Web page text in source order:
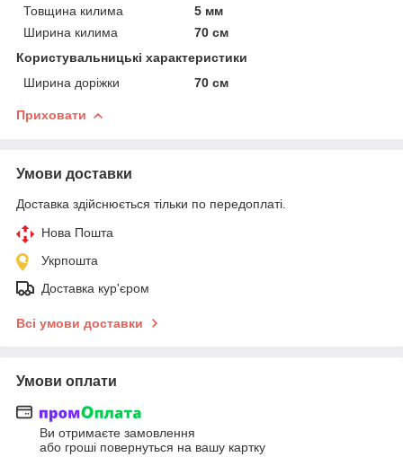
Товщина килима
5 мм
Ширина килима
70 см
Користувальницькі характеристики
Ширина доріжки
70 см
Приховати
Умови доставки
Доставка здійснюється тільки по передоплаті.
Нова Пошта
Укрпошта
Доставка кур'єром
Всі умови доставки
Умови оплати
Ви отримаєте замовлення
або гроші повернуться на вашу картку